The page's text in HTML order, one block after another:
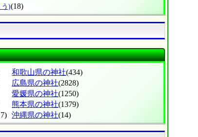
う)(18)
和歌山県の神社(434)
広島県の神社(2828)
愛媛県の神社(1250)
熊本県の神社(1379)
沖縄県の神社(14)